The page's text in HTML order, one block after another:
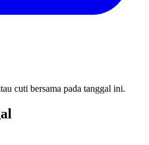
cuti bersama pada tanggal ini.